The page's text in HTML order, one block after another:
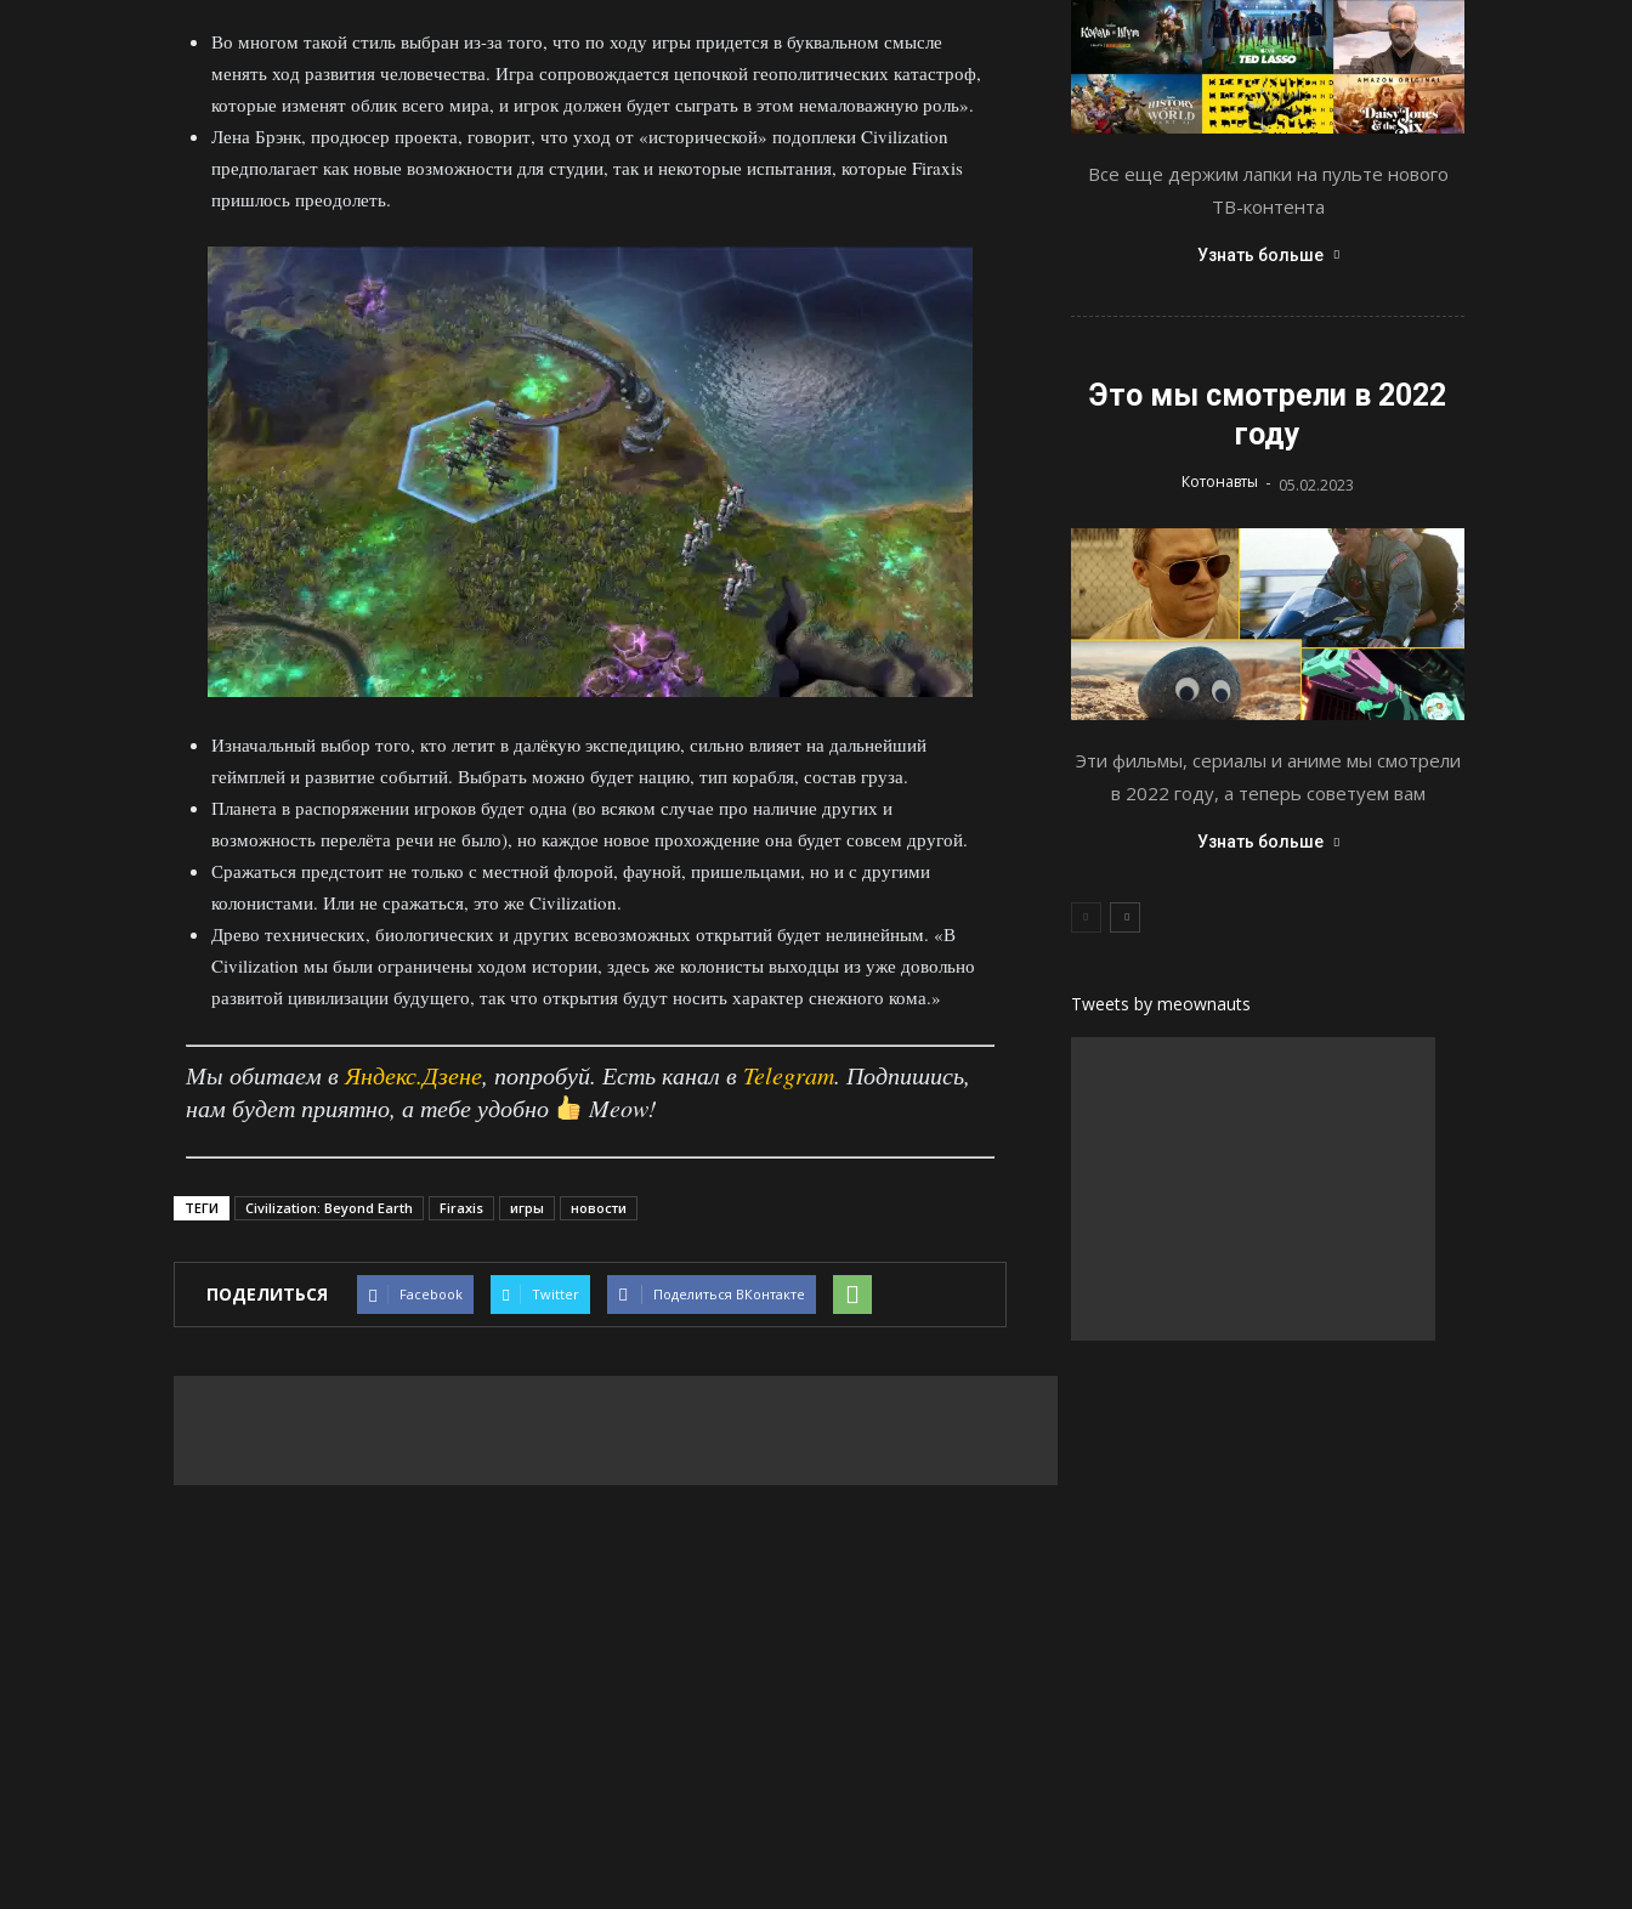
Во многом такой стиль выбран из-за того, что по ходу игры придется в буквальном смысле
менять ход развития человечества. Игра сопровождается цепочкой геополитических катастроф,
которые изменят облик всего мира, и игрок должен будет сыграть в этом немаловажную роль».
Лена Брэнк, продюсер проекта, говорит, что уход от «исторической» подоплеки Civilization
предполагает как новые возможности для студии, так и некоторые испытания, которые Firaxis
пришлось преодолеть.
Изначальный выбор того, кто летит в далёкую экспедицию, сильно влияет на дальнейший
геймплей и развитие событий. Выбрать можно будет нацию, тип корабля, состав груза.
Планета в распоряжении игроков будет одна (во всяком случае про наличие других и
возможность перелёта речи не было), но каждое новое прохождение она будет совсем другой.
Сражаться предстоит не только с местной флорой, фауной, пришельцами, но и с другими
колонистами. Или не сражаться, это же Civilization.
Древо технических, биологических и других всевозможных открытий будет нелинейным. «В
Civilization мы были ограничены ходом истории, здесь же колонисты выходцы из уже довольно
развитой цивилизации будущего, так что открытия будут носить характер снежного кома.»
Мы обитаем в Яндекс.Дзене, попробуй. Есть канал в Telegram. Подпишись,
нам будет приятно, а тебе удобно
Meow!
ТЕГИ Civilization: Beyond Earth Firaxis игры новости
ПОДЕЛИТЬСЯ Facebook Twitter Поделиться ВКонтакте
Все еще держим лапки на пульте нового
ТВ-контента
Узнать больше
Это мы смотрели в 2022
году
Котонавты - 05.02.2023
Эти фильмы, сериалы и аниме мы смотрели
в 2022 году, а теперь советуем вам
Узнать больше
Tweets by meownauts